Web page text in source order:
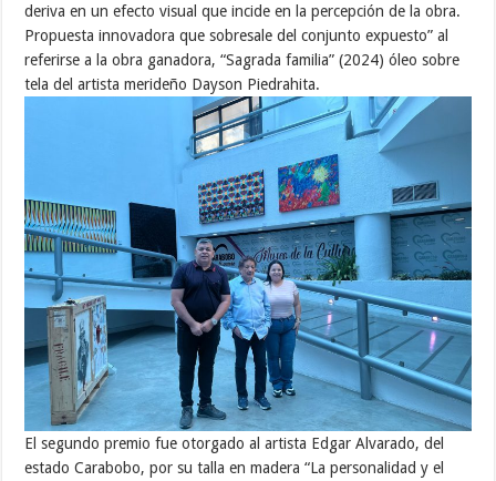
deriva en un efecto visual que incide en la percepción de la obra.
Propuesta innovadora que sobresale del conjunto expuesto” al
referirse a la obra ganadora, “Sagrada familia” (2024) óleo sobre
tela del artista merideño Dayson Piedrahita.
El segundo premio fue otorgado al artista Edgar Alvarado, del
estado Carabobo, por su talla en madera “La personalidad y el